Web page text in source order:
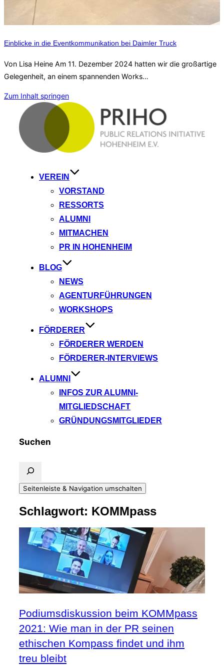
Einblicke in die Eventkommunikation bei Daimler Truck
Von Lisa Heine Am 11. Dezember 2024 hatten wir die großartige
Gelegenheit, an einem spannenden Works…
Zum Inhalt springen
VEREIN
VORSTAND
RESSORTS
ALUMNI
MITMACHEN
PR IN HOHENHEIM
BLOG
NEWS
AGENTURFÜHRUNGEN
WORKSHOPS
FÖRDERER
FÖRDERER WERDEN
FÖRDERER-INTERVIEWS
ALUMNI
INFOS ZUR ALUMNI-
MITGLIEDSCHAFT
GRÜNDUNGSMITGLIEDER
Suchen
Seitenleiste & Navigation umschalten
Schlagwort: KOMMpass
Podiumsdiskussion beim KOMMpass
2021: Wie man in der PR seinen
ethischen Kompass findet und ihm
treu bleibt